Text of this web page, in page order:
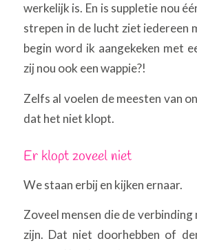
werkelijk is. En is suppletie nou
strepen in de lucht ziet iedereen
begin word ik aangekeken met
zij nou ook een wappie?!
Zelfs al voelen de meesten van
dat het niet klopt.
Er klopt zoveel niet
We staan erbij en kijken ernaar.
Zoveel mensen die de
zijn. Dat niet doorhebben of